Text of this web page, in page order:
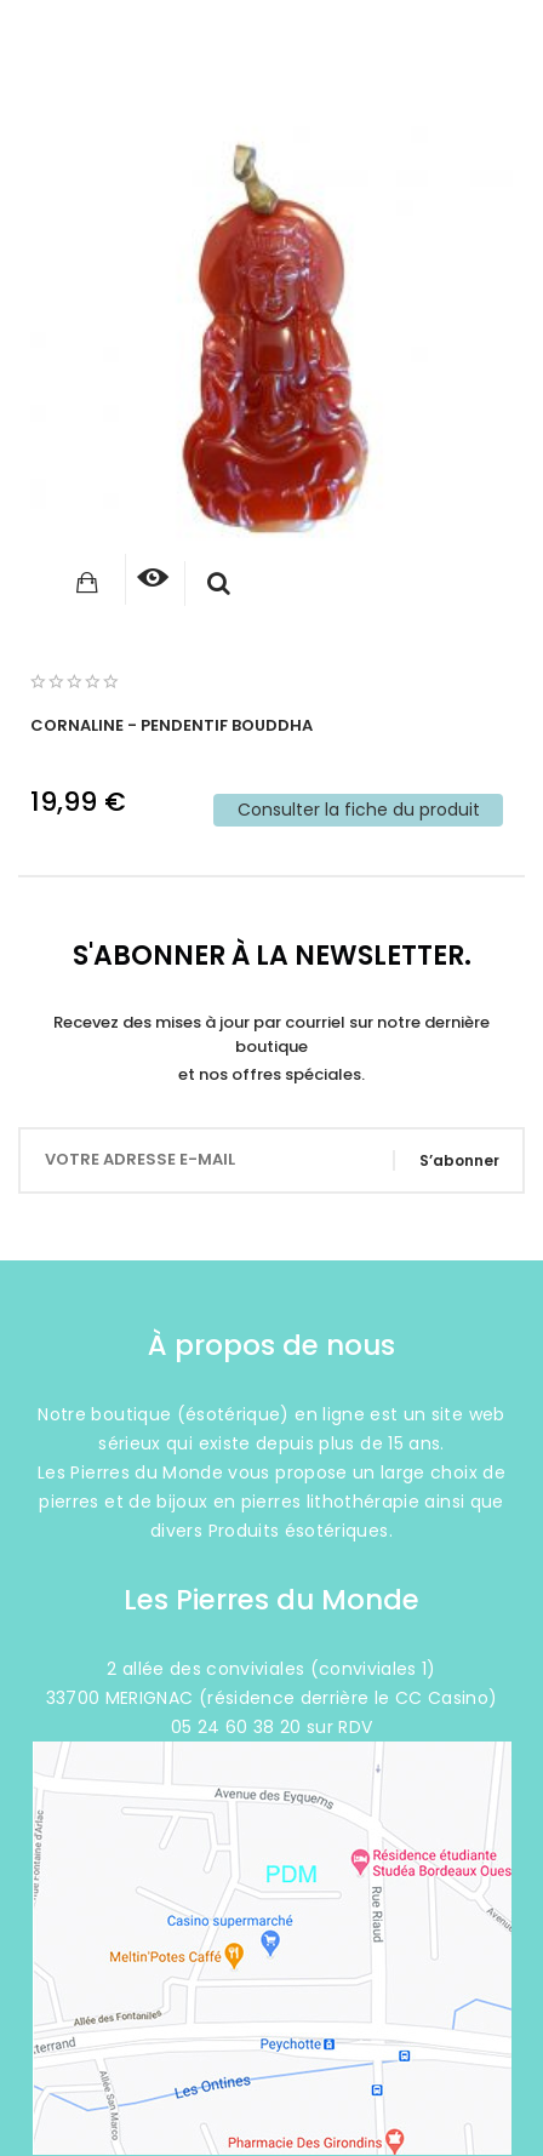
CORNALINE - PENDENTIF BOUDDHA
19,99 € Consulter la fiche du produit
S'ABONNER À LA NEWSLETTER.
Recevez des mises à jour par courriel sur notre dernière
boutique
et nos offres spéciales.
S’abonner
À propos de nous
Notre boutique (ésotérique) en ligne est un site web
sérieux qui existe depuis plus de 15 ans.
Les Pierres du Monde vous propose un large choix de
pierres et de bijoux en pierres lithothérapie ainsi que
divers Produits ésotériques.
Les Pierres du Monde
2 allée des conviviales (conviviales 1)
33700 MERIGNAC (résidence derrière le CC Casino)
05 24 60 38 20 sur RDV